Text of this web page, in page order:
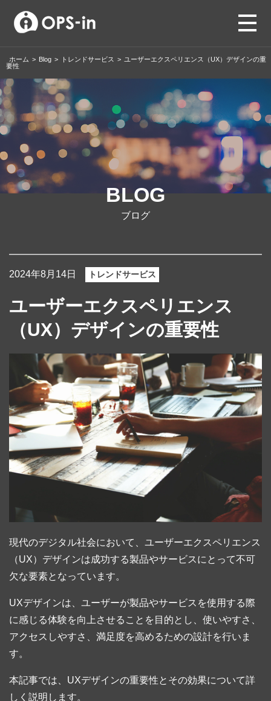
ホーム > Blog > トレンドサービス > ユーザーエクスペリエンス（UX）デザインの重
要性
BLOG
ブログ
2024年8月14日 トレンドサービス
ユーザーエクスペリエンス
（UX）デザインの重要性
現代のデジタル社会において、ユーザーエクスペリエンス
（UX）デザインは成功する製品やサービスにとって不可
欠な要素となっています。
UXデザインは、ユーザーが製品やサービスを使用する際
に感じる体験を向上させることを目的とし、使いやすさ、
アクセスしやすさ、満足度を高めるための設計を行いま
す。
本記事では、UXデザインの重要性とその効果について詳
しく説明します。